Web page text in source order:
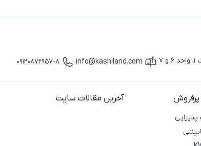
جنس، ویژگی‌ها و برند بستگی دارد و متفاوت است.
ساختمان در ایران است که محصولات متنوع از برندهای
آیکون ایمیل
info@kashiland.com
آیکون تماس
09120872957-8
آخرین مقالات سایت